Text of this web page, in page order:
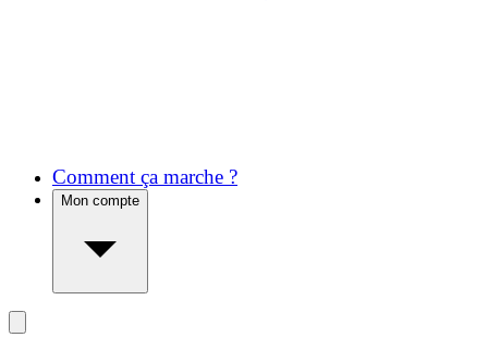
Comment ça marche ?
Mon compte